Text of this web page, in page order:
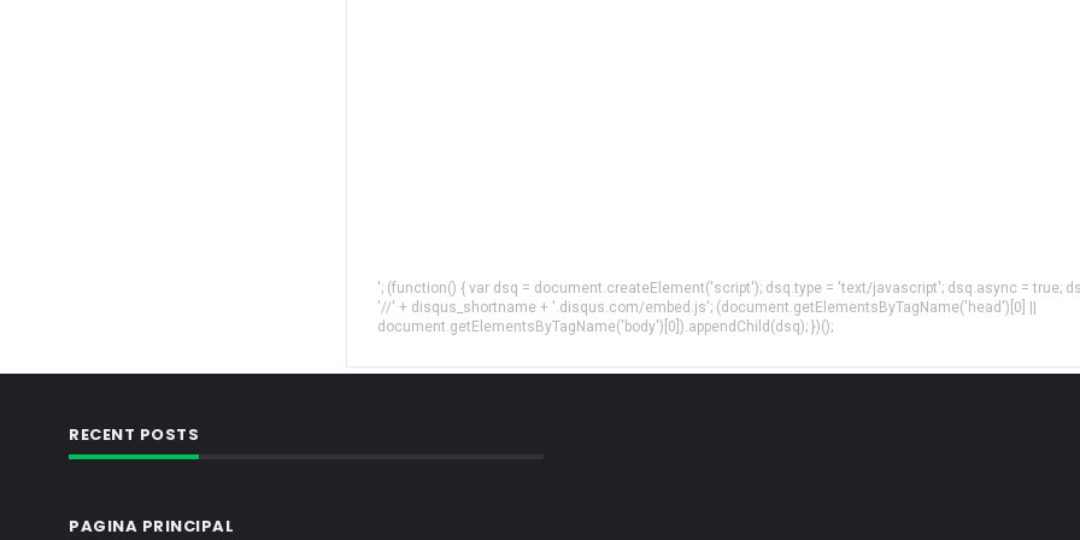
'; (function() { var dsq = document.createElement('script'); dsq.type = 'text/javascript'; dsq.async = true;
'//' + disqus_shortname + '.disqus.com/embed.js'; (document.getElementsByTagName('head')[0] ||
document.getElementsByTagName('body')[0]).appendChild(dsq); })();
RECENT POSTS
PAGINA PRINCIPAL